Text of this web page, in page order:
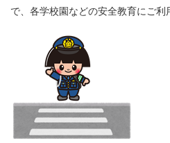
で、各学校園などの安全教育にご利